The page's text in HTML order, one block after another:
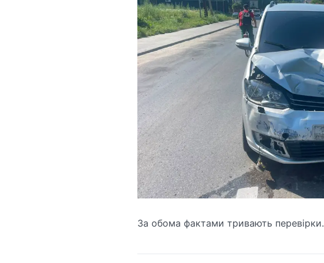
За обома фактами тривають перевірки.